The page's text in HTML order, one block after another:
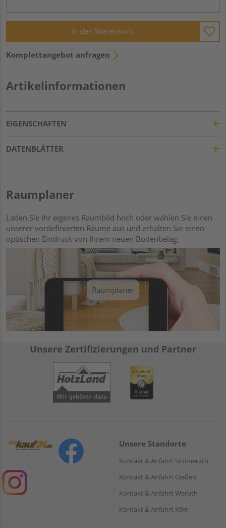
In den Warenkorb
Komplettangebot anfragen
Artikelinformationen
EIGENSCHAFTEN
DATENBLÄTTER
Raumplaner
Laden Sie Ihr eigenes Raumbild hoch oder wählen Sie einen
unserer vordefinierten Räume aus und erhalten Sie einen
optischen Eindruck von Ihrem neuen Bodenbelag.
Raumplaner
Unsere Zertifizierungen und Partner
Unsere Standorte
Kontakt & Anfahrt Simmerath
Kontakt & Anfahrt Gießen
Kontakt & Anfahrt Weroth
Kontakt & Anfahrt Köln